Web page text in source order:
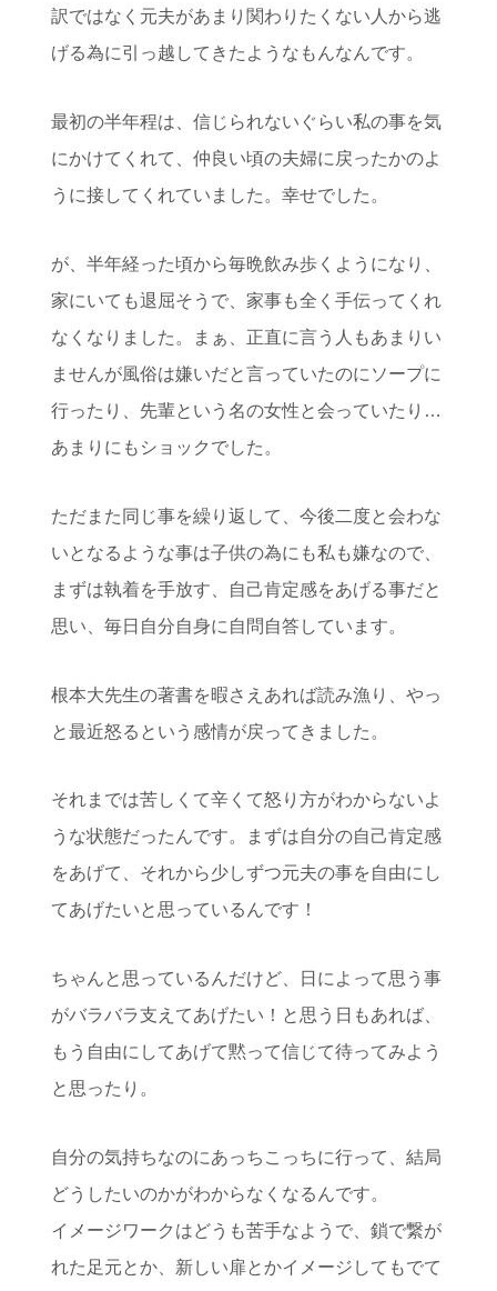
訳ではなく元夫があまり関わりたくない人から逃
げる為に引っ越してきたようなもんなんです。
最初の半年程は、信じられないぐらい私の事を気
にかけてくれて、仲良い頃の夫婦に戻ったかのよ
うに接してくれていました。幸せでした。
が、半年経った頃から毎晩飲み歩くようになり、
家にいても退屈そうで、家事も全く手伝ってくれ
なくなりました。まぁ、正直に言う人もあまりい
ませんが風俗は嫌いだと言っていたのにソープに
行ったり、先輩という名の女性と会っていたり…
あまりにもショックでした。
ただまた同じ事を繰り返して、今後二度と会わな
いとなるような事は子供の為にも私も嫌なので、
まずは執着を手放す、自己肯定感をあげる事だと
思い、毎日自分自身に自問自答しています。
根本大先生の著書を暇さえあれば読み漁り、やっ
と最近怒るという感情が戻ってきました。
それまでは苦しくて辛くて怒り方がわからないよ
うな状態だったんです。まずは自分の自己肯定感
をあげて、それから少しずつ元夫の事を自由にし
てあげたいと思っているんです！
ちゃんと思っているんだけど、日によって思う事
がバラバラ支えてあげたい！と思う日もあれば、
もう自由にしてあげて黙って信じて待ってみよう
と思ったり。
自分の気持ちなのにあっちこっちに行って、結局
どうしたいのかがわからなくなるんです。
イメージワークはどうも苦手なようで、鎖で繋が
れた足元とか、新しい扉とかイメージしてもでて